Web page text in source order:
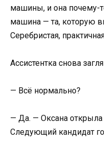
машины, и она почему-
машина — та, которую
Серебристая,
Ассистентка снова
— Всё нормально?
— Да. — Оксана
Следующий кандидат